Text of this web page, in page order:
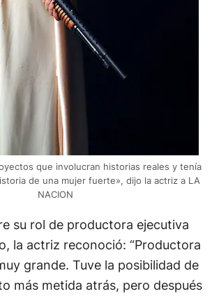
que involucran historias reales y tenía
de una mujer fuerte», dijo la actriz a LA
NACION
su rol de productora ejecutiva
la actriz reconoció: “Productora
grande. Tuve la posibilidad de
más metida atrás, pero después